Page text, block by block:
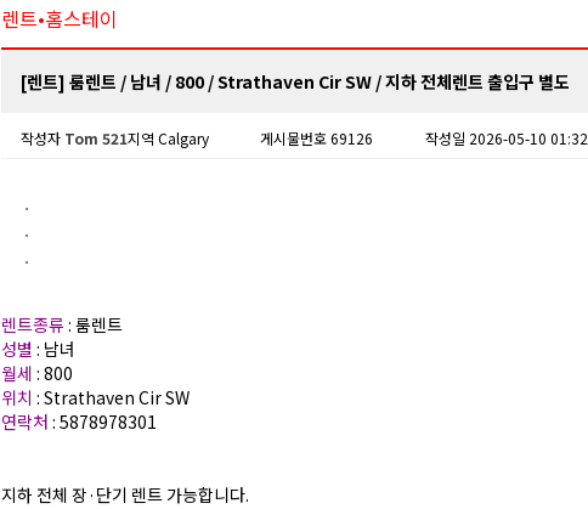
렌트•홈스테이
[렌트] 룸렌트 / 남녀 / 800 / Strathaven Cir SW / 지하 전체렌트 출입구 별도
작성자 Tom 521지역 Calgary 게시물번호 69126 작성일 2026-05-10 01:32
렌트종류 : 룸렌트
성별 : 남녀
월세 : 800
위치 : Strathaven Cir SW
연락처 : 5878978301
지하 전체 장·단기 렌트 가능합니다.